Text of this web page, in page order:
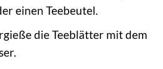
einen Teebeutel.
die Teeblätter mit dem